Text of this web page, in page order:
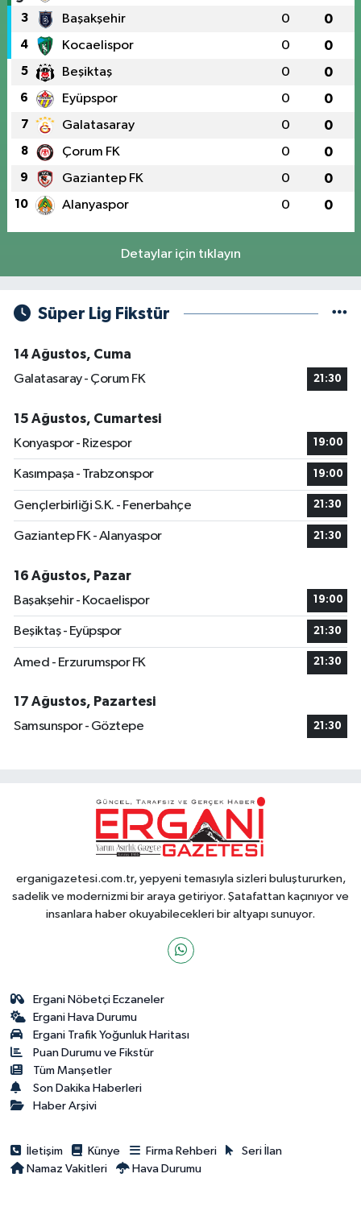
3 Başakşehir 0 0
4 Kocaelispor 0 0
5 Beşiktaş 0 0
6 Eyüpspor 0 0
7 Galatasaray 0 0
8 Çorum FK 0 0
9 Gaziantep FK 0 0
10 Alanyaspor 0 0
Detaylar için tıklayın
Süper Lig Fikstür
14 Ağustos, Cuma
Galatasaray - Çorum FK
21:30
15 Ağustos, Cumartesi
Konyaspor - Rizespor
19:00
Kasımpaşa - Trabzonspor 19:00
Gençlerbirliği S.K. - Fenerbahçe 21:30
Gaziantep FK - Alanyaspor 21:30
16 Ağustos, Pazar
Başakşehir - Kocaelispor
19:00
Beşiktaş - Eyüpspor 21:30
Amed - Erzurumspor FK 21:30
17 Ağustos, Pazartesi
Samsunspor - Göztepe
21:30
erganigazetesi.com.tr, yepyeni temasıyla sizleri buluştururken,
sadelik ve modernizmi bir araya getiriyor. Şatafattan kaçınıyor ve
insanlara haber okuyabilecekleri bir altyapı sunuyor.
Ergani Nöbetçi Eczaneler
Ergani Hava Durumu
Ergani Trafik Yoğunluk Haritası
Puan Durumu ve Fikstür
Tüm Manşetler
Son Dakika Haberleri
Haber Arşivi
İletişim Künye Firma Rehberi
Seri İlan
Namaz Vakitleri
Hava Durumu